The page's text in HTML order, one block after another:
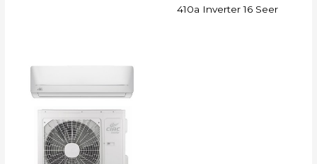
410a Inverter 16 Seer